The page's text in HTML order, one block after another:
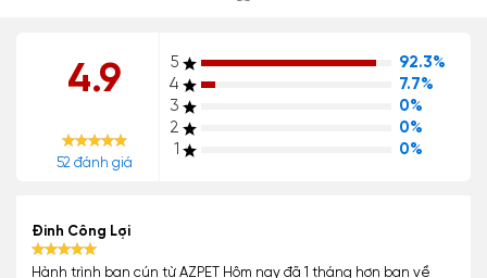
4.9
52 đánh giá
5
92.3%
4
7.7%
3
0%
2
0%
1
0%
Đinh Công Lợi
Hành trình bạn cún từ AZPET Hôm nay đã 1 tháng hơn bạn về